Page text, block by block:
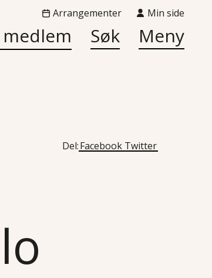
Arrangementer Min side
medlem Søk Meny
Del:Facebook Twitter